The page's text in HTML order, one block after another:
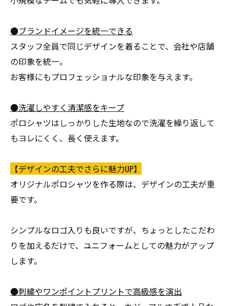
●ブランドイメージを統一できる
スタッフ全員で同じデザインを着ることで、会社や店舗
の印象を統一。
お客様にもプロフェッショナルな印象を与えます。
●洗濯しやすく清潔感をキープ
ポロシャツはしっかりした生地なので洗濯を繰り返して
もヨレにくく、長く使えます。
【デザインの工夫でさらに魅力UP】
オリジナルポロシャツを作る際は、デザインの工夫が重
要です。
シンプルなロゴ入りも良いですが、ちょっとしたこだわ
りを加えるだけで、ユニフォームとしての魅力がアップ
します。
●刺繍やワンポイントプリントで高級感を演出